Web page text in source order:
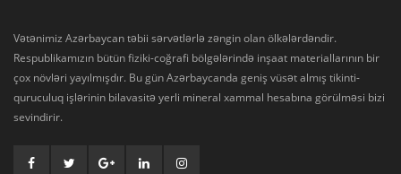
Vətənimiz Azərbaycan təbii sərvətlərlə zəngin olan ölkələrdəndir.
Respublikamızın bütün fiziki-coğrafi bölgələrində inşaat materiallarının bir
çox növləri yayılmışdır. Bu gün Azərbaycanda geniş vüsət almış tikinti-
quruculuq işlərinin bilavasitə yerli mineral xammal hesabına görülməsi bizi
sevindirir.